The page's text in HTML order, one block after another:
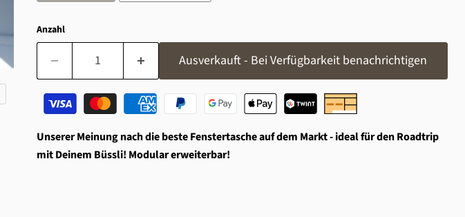
Anzahl
Ausverkauft - Bei Verfügbarkeit benachrichtigen
Unserer Meinung nach die beste Fenstertasche auf dem Markt - ideal für den Roadtrip
mit Deinem Büssli! Modular erweiterbar!